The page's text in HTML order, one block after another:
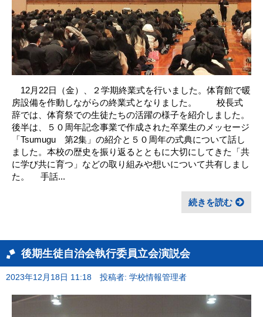
12月22日（金）、２学期終業式を行いました。体育館で暖
房設備を作動しながらの終業式となりました。 校長式
辞では、体育祭での生徒たちの活躍の様子を紹介しました。
後半は、５０周年記念事業で作成された卒業生のメッセージ
「Tsumugu 第2集」の紹介と５０周年の式典について話し
ました。本校の歴史を振り返るとともに大切にしてきた「共
に学び共に育つ」などの取り組みや想いについて共有しまし
た。 手話...
続きを読む
後期生徒自治会執行委員立会演説会
2023年12月18日 11:18 投稿者: 学校情報管理者